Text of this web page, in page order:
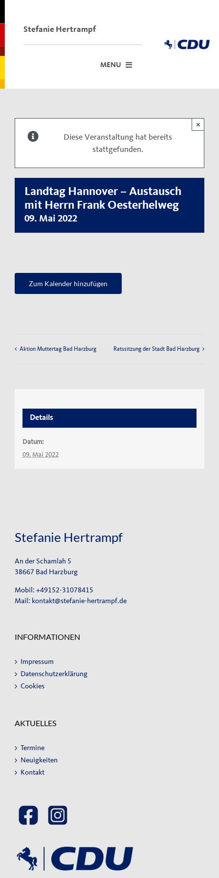
contentStefanie Hertrampf
MENU
Über mich
Dafür stehe ich
Meine Anträge im Stadtrat und Kreistag
Neuigkeiten
Kontakt
Diese Veranstaltung hat bereits
stattgefunden.
×
Landtag Hannover – Austausch
mit Herrn Frank Oesterhelweg
09. Mai 2022
Zum Kalender hinzufügen
Aktion Muttertag Bad Harzburg Ratssitzung der Stadt Bad Harzburg
Details
Datum:
09. Mai 2022
Stefanie Hertrampf
An der Schamlah 5
38667 Bad Harzburg
Mobil: +49152-31078415
Mail: kontakt@stefanie-hertrampf.de
INFORMATIONEN
Impressum
Datenschutzerklärung
Cookies
AKTUELLES
Termine
Neuigkeiten
Kontakt